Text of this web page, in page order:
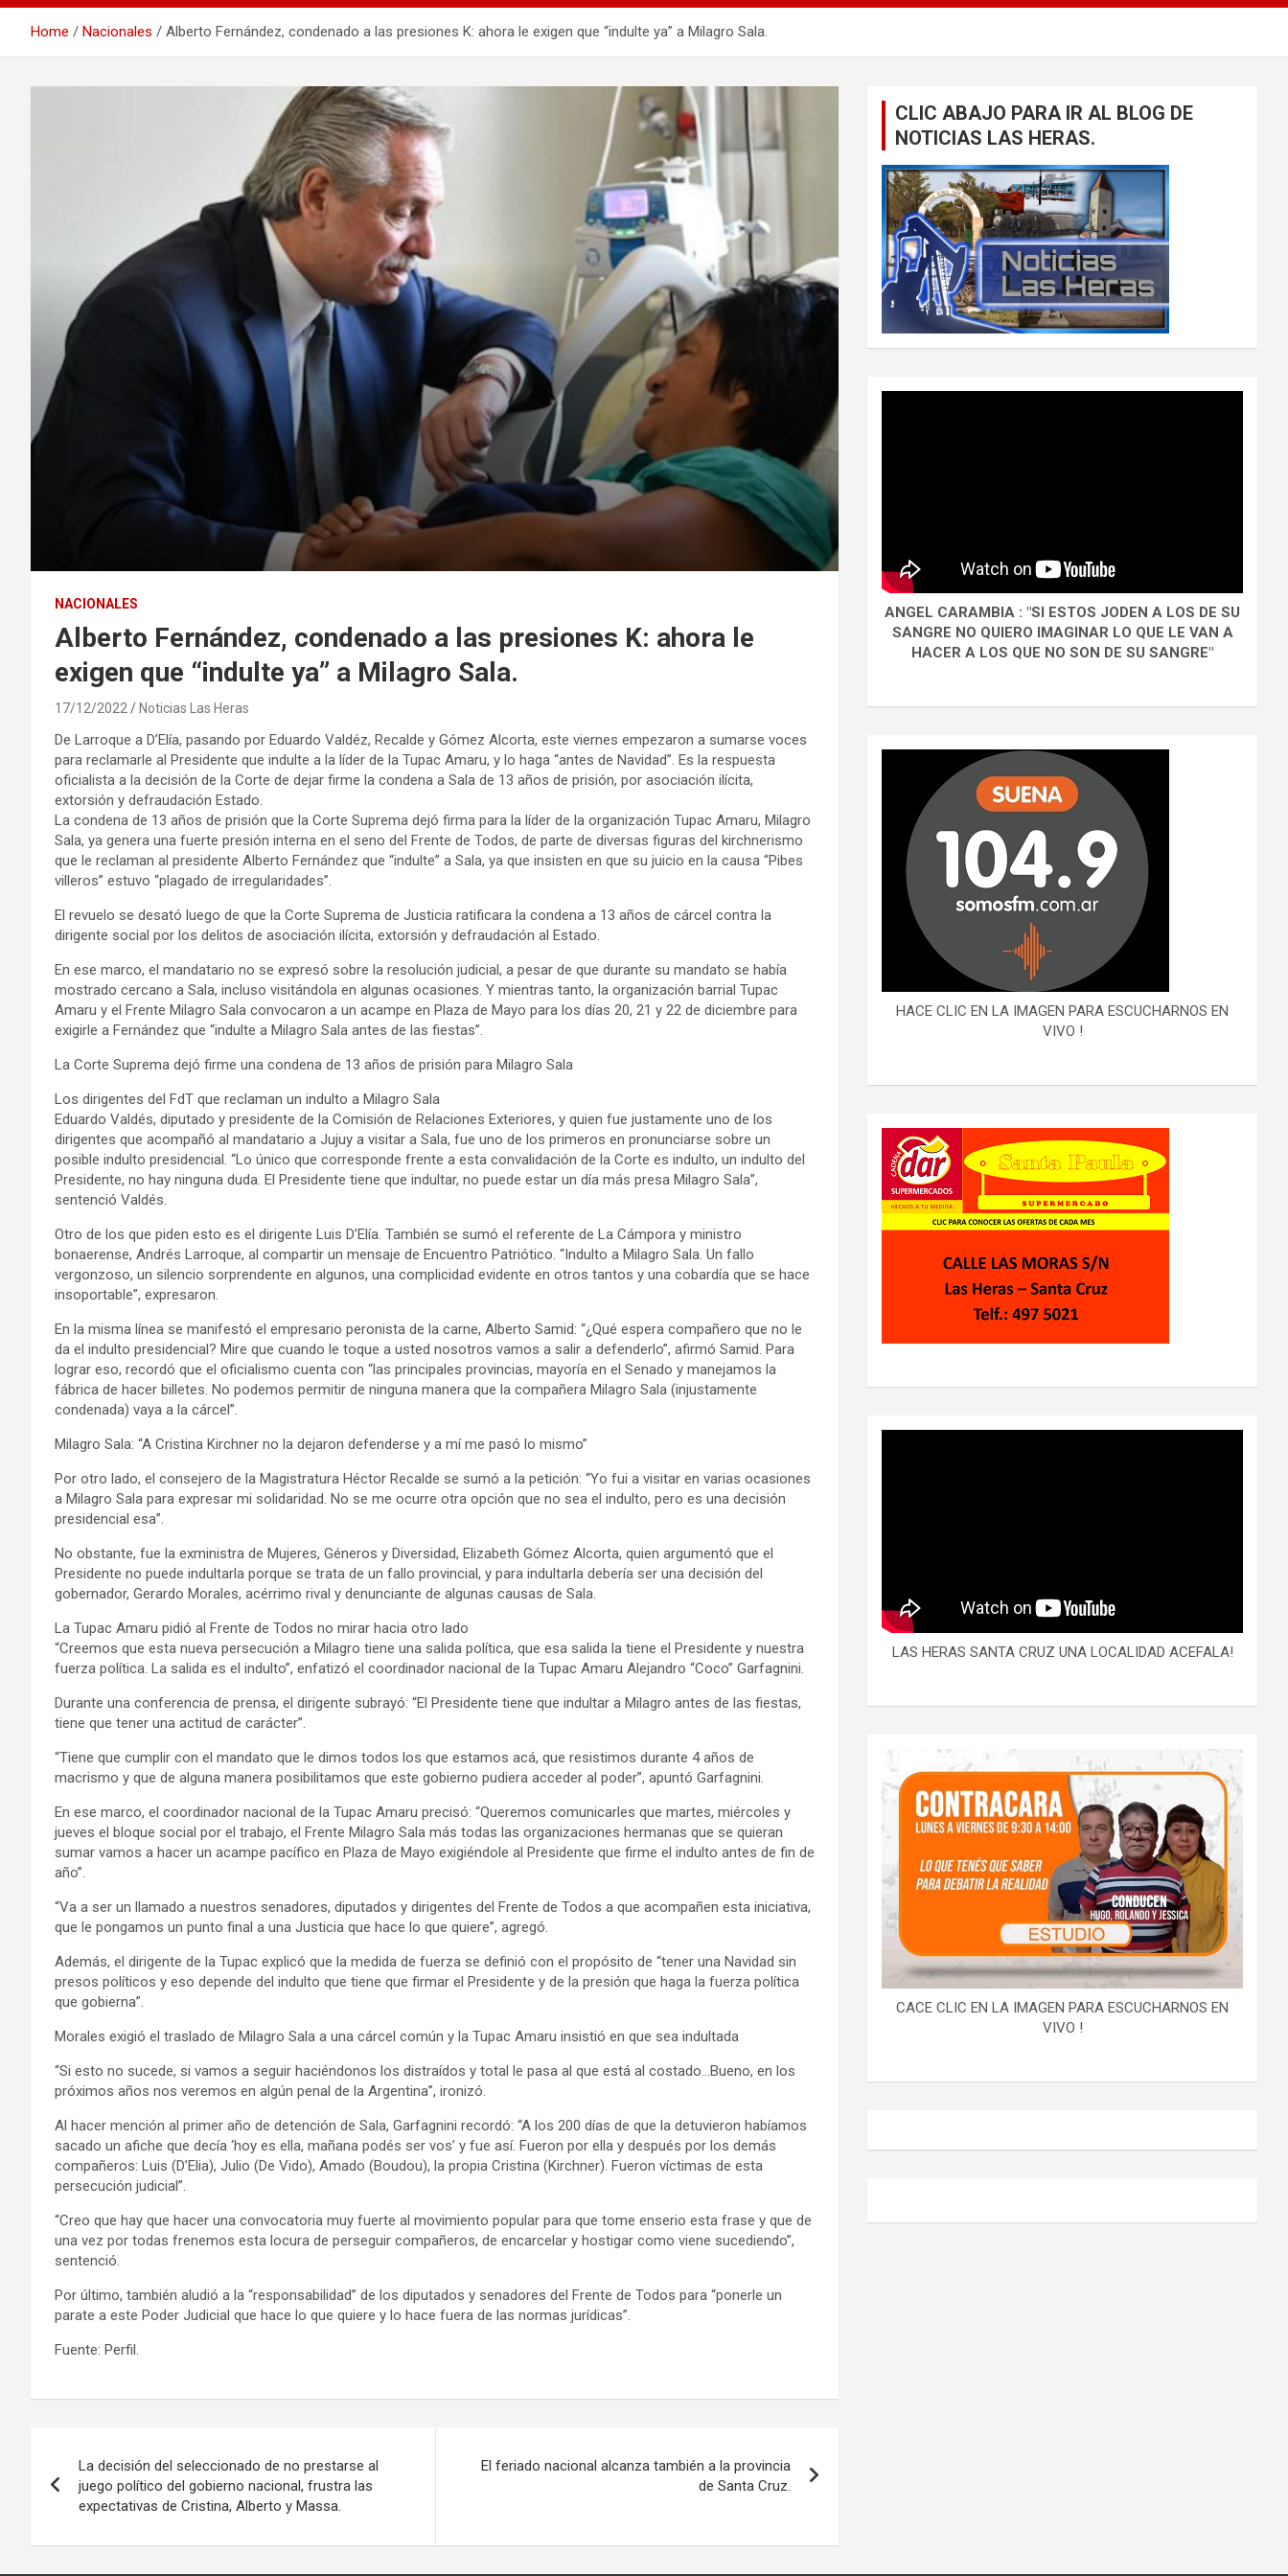
Home Nacionales Alberto Fernández, condenado a las presiones K: ahora le exigen que “indulte ya” a Milagro Sala.
NACIONALES
Alberto Fernández, condenado a las presiones K: ahora le
exigen que “indulte ya” a Milagro Sala.
17/12/2022 Noticias Las Heras
De Larroque a D’Elía, pasando por Eduardo Valdéz, Recalde y Gómez Alcorta, este viernes empezaron a sumarse voces
para reclamarle al Presidente que indulte a la líder de la Tupac Amaru, y lo haga “antes de Navidad”. Es la respuesta
oficialista a la decisión de la Corte de dejar firme la condena a Sala de 13 años de prisión, por asociación ilícita,
extorsión y defraudación Estado.
La condena de 13 años de prisión que la Corte Suprema dejó firma para la líder de la organización Tupac Amaru, Milagro
Sala, ya genera una fuerte presión interna en el seno del Frente de Todos, de parte de diversas figuras del kirchnerismo
que le reclaman al presidente Alberto Fernández que “indulte” a Sala, ya que insisten en que su juicio en la causa “Pibes
villeros” estuvo “plagado de irregularidades”.
El revuelo se desató luego de que la Corte Suprema de Justicia ratificara la condena a 13 años de cárcel contra la
dirigente social por los delitos de asociación ilícita, extorsión y defraudación al Estado.
En ese marco, el mandatario no se expresó sobre la resolución judicial, a pesar de que durante su mandato se había
mostrado cercano a Sala, incluso visitándola en algunas ocasiones. Y mientras tanto, la organización barrial Tupac
Amaru y el Frente Milagro Sala convocaron a un acampe en Plaza de Mayo para los días 20, 21 y 22 de diciembre para
exigirle a Fernández que “indulte a Milagro Sala antes de las fiestas”.
La Corte Suprema dejó firme una condena de 13 años de prisión para Milagro Sala
Los dirigentes del FdT que reclaman un indulto a Milagro Sala
Eduardo Valdés, diputado y presidente de la Comisión de Relaciones Exteriores, y quien fue justamente uno de los
dirigentes que acompañó al mandatario a Jujuy a visitar a Sala, fue uno de los primeros en pronunciarse sobre un
posible indulto presidencial. “Lo único que corresponde frente a esta convalidación de la Corte es indulto, un indulto del
Presidente, no hay ninguna duda. El Presidente tiene que indultar, no puede estar un día más presa Milagro Sala”,
sentenció Valdés.
Otro de los que piden esto es el dirigente Luis D’Elía. También se sumó el referente de La Cámpora y ministro
bonaerense, Andrés Larroque, al compartir un mensaje de Encuentro Patriótico. “Indulto a Milagro Sala. Un fallo
vergonzoso, un silencio sorprendente en algunos, una complicidad evidente en otros tantos y una cobardía que se hace
insoportable”, expresaron.
En la misma línea se manifestó el empresario peronista de la carne, Alberto Samid: “¿Qué espera compañero que no le
da el indulto presidencial? Mire que cuando le toque a usted nosotros vamos a salir a defenderlo”, afirmó Samid. Para
lograr eso, recordó que el oficialismo cuenta con “las principales provincias, mayoría en el Senado y manejamos la
fábrica de hacer billetes. No podemos permitir de ninguna manera que la compañera Milagro Sala (injustamente
condenada) vaya a la cárcel”.
Milagro Sala: “A Cristina Kirchner no la dejaron defenderse y a mí me pasó lo mismo”
Por otro lado, el consejero de la Magistratura Héctor Recalde se sumó a la petición: “Yo fui a visitar en varias ocasiones
a Milagro Sala para expresar mi solidaridad. No se me ocurre otra opción que no sea el indulto, pero es una decisión
presidencial esa”.
No obstante, fue la exministra de Mujeres, Géneros y Diversidad, Elizabeth Gómez Alcorta, quien argumentó que el
Presidente no puede indultarla porque se trata de un fallo provincial, y para indultarla debería ser una decisión del
gobernador, Gerardo Morales, acérrimo rival y denunciante de algunas causas de Sala.
La Tupac Amaru pidió al Frente de Todos no mirar hacia otro lado
“Creemos que esta nueva persecución a Milagro tiene una salida política, que esa salida la tiene el Presidente y nuestra
fuerza política. La salida es el indulto”, enfatizó el coordinador nacional de la Tupac Amaru Alejandro “Coco” Garfagnini.
Durante una conferencia de prensa, el dirigente subrayó: “El Presidente tiene que indultar a Milagro antes de las fiestas,
tiene que tener una actitud de carácter”.
“Tiene que cumplir con el mandato que le dimos todos los que estamos acá, que resistimos durante 4 años de
macrismo y que de alguna manera posibilitamos que este gobierno pudiera acceder al poder”, apuntó Garfagnini.
En ese marco, el coordinador nacional de la Tupac Amaru precisó: “Queremos comunicarles que martes, miércoles y
jueves el bloque social por el trabajo, el Frente Milagro Sala más todas las organizaciones hermanas que se quieran
sumar vamos a hacer un acampe pacífico en Plaza de Mayo exigiéndole al Presidente que firme el indulto antes de fin de
año”.
“Va a ser un llamado a nuestros senadores, diputados y dirigentes del Frente de Todos a que acompañen esta iniciativa,
que le pongamos un punto final a una Justicia que hace lo que quiere”, agregó.
Además, el dirigente de la Tupac explicó que la medida de fuerza se definió con el propósito de “tener una Navidad sin
presos políticos y eso depende del indulto que tiene que firmar el Presidente y de la presión que haga la fuerza política
que gobierna”.
Morales exigió el traslado de Milagro Sala a una cárcel común y la Tupac Amaru insistió en que sea indultada
“Si esto no sucede, si vamos a seguir haciéndonos los distraídos y total le pasa al que está al costado…Bueno, en los
próximos años nos veremos en algún penal de la Argentina”, ironizó.
Al hacer mención al primer año de detención de Sala, Garfagnini recordó: “A los 200 días de que la detuvieron habíamos
sacado un afiche que decía ‘hoy es ella, mañana podés ser vos’ y fue así. Fueron por ella y después por los demás
compañeros: Luis (D’Elia), Julio (De Vido), Amado (Boudou), la propia Cristina (Kirchner). Fueron víctimas de esta
persecución judicial”.
“Creo que hay que hacer una convocatoria muy fuerte al movimiento popular para que tome enserio esta frase y que de
una vez por todas frenemos esta locura de perseguir compañeros, de encarcelar y hostigar como viene sucediendo”,
sentenció.
Por último, también aludió a la “responsabilidad” de los diputados y senadores del Frente de Todos para “ponerle un
parate a este Poder Judicial que hace lo que quiere y lo hace fuera de las normas jurídicas”.
Fuente: Perfil.
de
entradas
La decisión del seleccionado de no prestarse al
juego político del gobierno nacional, frustra las
expectativas de Cristina, Alberto y Massa.
El feriado nacional alcanza también a la provincia
de Santa Cruz.
CLIC ABAJO PARA IR AL BLOG DE
NOTICIAS LAS HERAS.
ANGEL CARAMBIA : "SI ESTOS JODEN A LOS DE SU
SANGRE NO QUIERO IMAGINAR LO QUE LE VAN A
HACER A LOS QUE NO SON DE SU SANGRE"
HACE CLIC EN LA IMAGEN PARA ESCUCHARNOS EN
VIVO !
LAS HERAS SANTA CRUZ UNA LOCALIDAD ACEFALA!
CACE CLIC EN LA IMAGEN PARA ESCUCHARNOS EN
VIVO !